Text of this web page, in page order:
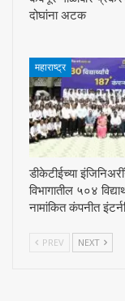
दोघांना अटक
महाराष्ट्र
डीकेटीईच्या
विभागातील ५०४
नामांकित कंपनीत
PREV NEXT